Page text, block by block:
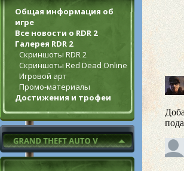
Общая информация об
игре
Все новости о RDR 2
Галерея RDR 2
Скриншоты RDR 2
Скриншоты Red Dead Online
Игровой арт
Промо-материалы
Достижения и трофеи